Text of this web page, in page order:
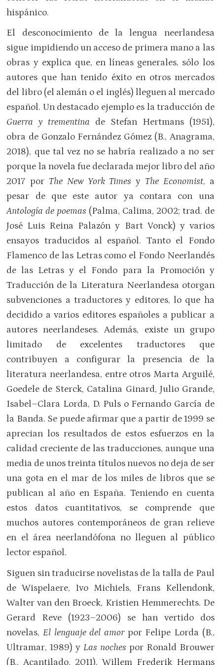
hispánico.
El desconocimiento de la lengua neerlandesa
sigue impidiendo un acceso de primera mano a las
obras y explica que, en líneas generales, sólo los
autores que han tenido éxito en otros mercados
del libro (el alemán o el inglés) lleguen al mercado
español. Un destacado ejemplo es la traducción de
Guerra y trementina de Stefan Hertmans (1951),
obra de Gonzalo Fernández Gómez (B., Anagrama,
2018), que tal vez no se habría realizado a no ser
porque la novela fue declarada mejor libro del año
2017 por The New York Timesy The Economist, a
pesar de que este autor ya contara con una
Antología de poemas (Palma, Calima, 2002; trad. de
José Luis Reina Palazón y Bart Vonck) y varios
ensayos traducidos al español. Tanto el Fondo
Flamenco de las Letras como el Fondo Neerlandés
de las Letras y el Fondo para la Promoción y
Traducción de la Literatura Neerlandesa otorgan
subvenciones a traductores y editores, lo que ha
decidido a varios editores españoles a publicar a
autores neerlandeses. Además, existe un grupo
limitado de excelentes traductores que
contribuyen a configurar la presencia de la
literatura neerlandesa, entre otros Marta Arguilé,
Goedele de Sterck, Catalina Ginard, Julio Grande,
Isabel–Clara Lorda, D. Puls o Fernando García de
la Banda. Se puede afirmar que a partir de 1999 se
aprecian los resultados de estos esfuerzos en la
calidad creciente de las traducciones, aunque una
media de unos treinta títulos nuevos no deja de ser
una gota en el mar de los miles de libros que se
publican al año en España. Teniendo en cuenta
estos datos cuantitativos, se comprende que
muchos autores contemporáneos de gran relieve
en el área neerlandófona no lleguen al público
lector español.
Siguen sin traducirse novelistas de la talla de Paul
de Wispelaere, Ivo Michiels, Frans Kellendonk,
Walter van den Broeck, Kristien Hemmerechts. De
Gerard Reve (1923–2006) se han vertido dos
novelas,El lenguaje del amorpor Felipe Lorda (B.,
Ultramar, 1989) yLas noches por Ronald Brouwer
(B., Acantilado, 2011). Willem Frederik Hermans